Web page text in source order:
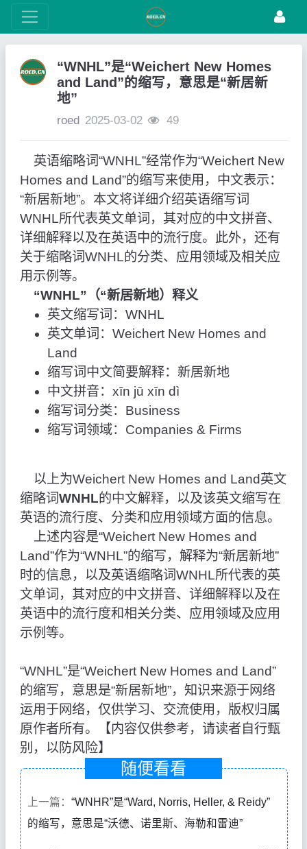
“WNHL”是“Weichert New Homes
and Land”的缩写，意思是“新居新
地”
roed 2025-03-02 49
英语缩略词“WNHL”经常作为“Weichert New
Homes and Land”的缩写来使用，中文表示：
“新居新地”。本文将详细介绍英语缩写词
WNHL所代表英文单词，其对应的中文拼音、
详细解释以及在英语中的流行度。此外，还有
关于缩略词WNHL的分类、应用领域及相关应
用示例等。
“WNHL”（“新居新地）释义
英文缩写词：WNHL
英文单词：Weichert New Homes and
Land
缩写词中文简要解释：新居新地
中文拼音：xīn jū xīn dì
缩写词分类：Business
缩写词领域：Companies & Firms
以上为Weichert New Homes and Land英文
缩略词WNHL的中文解释，以及该英文缩写在
英语的流行度、分类和应用领域方面的信息。
上述内容是“Weichert New Homes and
Land”作为“WNHL”的缩写，解释为“新居新地”
时的信息，以及英语缩略词WNHL所代表的英
文单词，其对应的中文拼音、详细解释以及在
英语中的流行度和相关分类、应用领域及应用
示例等。
“WNHL”是“Weichert New Homes and Land”
的缩写，意思是“新居新地”，知识来源于网络
运用于网络，仅供学习、交流使用，版权归属
原作者所有。【内容仅供参考，请读者自行甄
别，以防风险】
随便看看
上一篇： “WNHR”是“Ward, Norris, Heller, & Reidy”
的缩写，意思是“沃德、诺里斯、海勒和雷迪”